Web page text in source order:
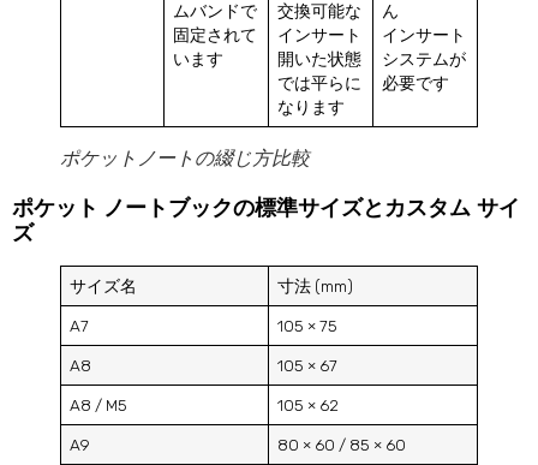
ムバンドで
固定されて
います
交換可能な
インサート
開いた状態
では平らに
なります
ん
インサート
システムが
必要です
ポケットノートの綴じ方比較
ポケット ノートブックの標準サイズとカスタム サイ
ズ
サイズ名 寸法 (mm)
A7 105 × 75
A8 105 × 67
A8 / M5 105 × 62
A9 80 × 60 / 85 × 60